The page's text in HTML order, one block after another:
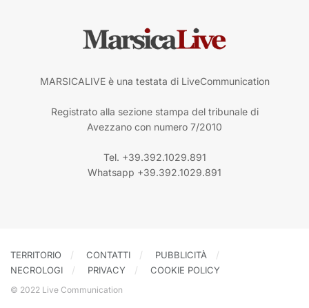
MARSICALIVE è una testata di LiveCommunication
Registrato alla sezione stampa del tribunale di
Avezzano con numero 7/2010
Tel. +39.392.1029.891
Whatsapp +39.392.1029.891
TERRITORIO CONTATTI
PUBBLICITÀ
NECROLOGI
PRIVACY COOKIE POLICY
© 2022 Live Communication